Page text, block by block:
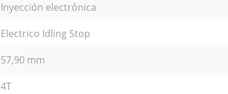
Inyección electrónica
Electrico Idling Stop
57,90 mm
4T